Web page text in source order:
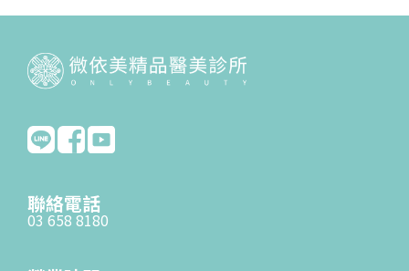
聯絡電話
03 658 8180